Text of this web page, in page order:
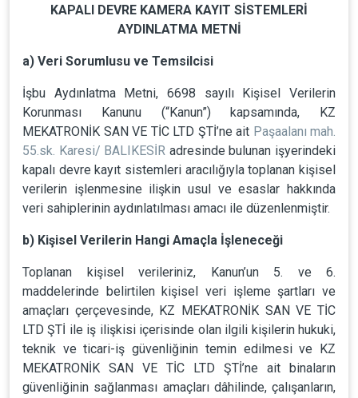
KAPALI DEVRE KAMERA KAYIT SİSTEMLERİ
AYDINLATMA METNİ
a) Veri Sorumlusu ve Temsilcisi
İşbu Aydınlatma Metni, 6698 sayılı Kişisel Verilerin
Korunması Kanunu (“Kanun”) kapsamında, KZ
MEKATRONİK SAN VE TİC LTD ŞTİ’ne ait Paşaalanı mah.
55.sk. Karesi/ BALIKESİR adresinde bulunan işyerindeki
kapalı devre kayıt sistemleri aracılığıyla toplanan kişisel
verilerin işlenmesine ilişkin usul ve esaslar hakkında
veri sahiplerinin aydınlatılması amacı ile düzenlenmiştir.
b) Kişisel Verilerin Hangi Amaçla İşleneceği
Toplanan kişisel verileriniz, Kanun’un 5. ve 6.
maddelerinde belirtilen kişisel veri işleme şartları ve
amaçları çerçevesinde, KZ MEKATRONİK SAN VE TİC
LTD ŞTİ ile iş ilişkisi içerisinde olan ilgili kişilerin hukuki,
teknik ve ticari-iş güvenliğinin temin edilmesi ve KZ
MEKATRONİK SAN VE TİC LTD ŞTİ’ne ait binaların
güvenliğinin sağlanması amaçları dâhilinde, çalışanların,